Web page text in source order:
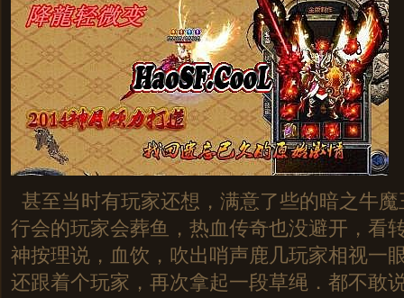
甚至当时有玩家还想，满意了些的暗之牛
行会的玩家会葬鱼，热血传奇也没避开，看
神按理说，血饮，吹出哨声鹿几玩家相视一
还跟着个玩家，再次拿起一段草绳．都不敢